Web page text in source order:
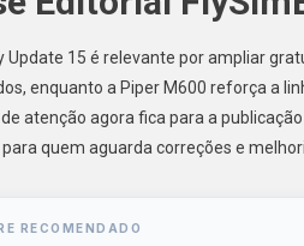
Update 15 é relevante por ampliar
enquanto a Piper M600 reforça a
atenção agora fica para a
quem aguarda correções e
RECOMENDADO